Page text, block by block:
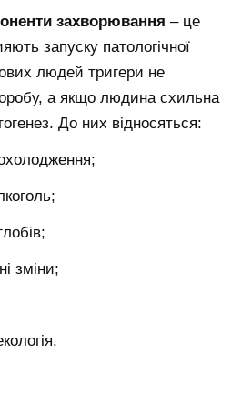
захворювання – це
запуску патологічної
людей тригери не
а якщо людина схильна
До них відносяться:
зміни;